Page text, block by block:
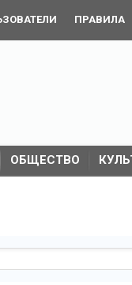
ПРАВИЛА
ОБЩЕСТВО